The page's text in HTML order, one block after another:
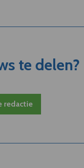
te delen?
redactie